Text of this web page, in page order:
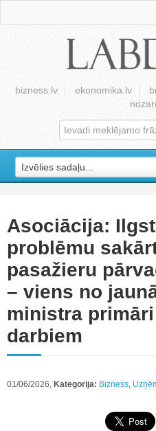
bizness.lv ekonomika.lv
Izvēlies sadaļu...
Asociācija:
problēmu
pasažieru
– viens no
ministra
darbiem
01/06/2026, Kategorija: Bizness,